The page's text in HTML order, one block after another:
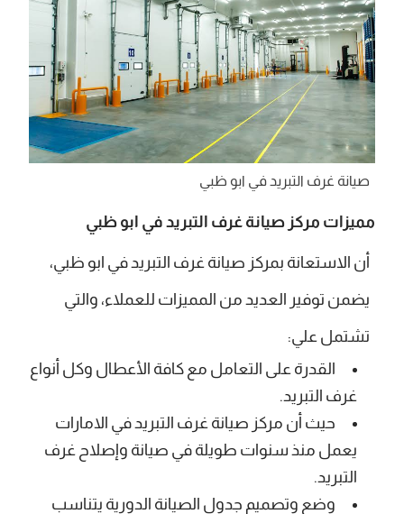
صيانة غرف التبريد في ابو ظبي
مميزات مركز صيانة غرف التبريد في ابو ظبي
أن الاستعانة بمركز صيانة غرف التبريد في ابو ظبي،
يضمن توفير العديد من المميزات للعملاء، والتي
تشتمل علي:
القدرة على التعامل مع كافة الأعطال وكل أنواع
غرف التبريد.
حيث أن مركز صيانة غرف التبريد في الامارات
يعمل منذ سنوات طويلة في صيانة وإصلاح غرف
التبريد.
وضع وتصميم جدول الصيانة الدورية يتناسب